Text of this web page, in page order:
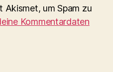
Akismet, um Spam zu
Kommentardaten